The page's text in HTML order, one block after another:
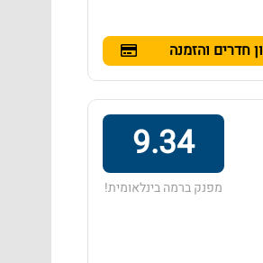
חדרים והזמנה
9.34
מפנק ברמה בינלאומית!